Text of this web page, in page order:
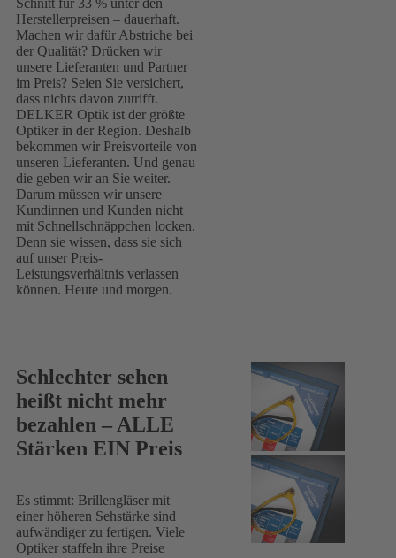
Schnitt für 33 % unter den
Herstellerpreisen – dauerhaft.
Machen wir dafür Abstriche bei
der Qualität? Drücken wir
unsere Lieferanten und Partner
im Preis? Seien Sie versichert,
dass nichts davon zutrifft.
DELKER Optik ist der größte
Optiker in der Region. Deshalb
bekommen wir Preisvorteile von
unseren Lieferanten. Und genau
die geben wir an Sie weiter.
Darum müssen wir unsere
Kundinnen und Kunden nicht
mit Schnellschnäppchen locken.
Denn sie wissen, dass sie sich
auf unser Preis-
Leistungsverhältnis verlassen
können. Heute und morgen.
Schlechter sehen
heißt nicht mehr
bezahlen – ALLE
Stärken EIN Preis
Es stimmt: Brillengläser mit
einer höheren Sehstärke sind
aufwändiger zu fertigen. Viele
Optiker staffeln ihre Preise